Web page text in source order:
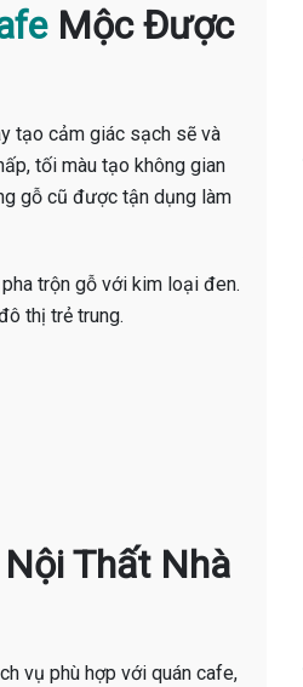
Mộc Được
tạo cảm giác sạch sẽ và
tối màu tạo không gian
gỗ cũ được tận dụng làm
trộn gỗ với kim loại đen.
thị trẻ trung.
Thất Nhà
vụ phù hợp với quán cafe,